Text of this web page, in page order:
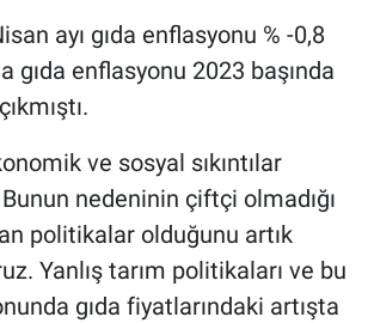
ayı gıda enflasyonu % -0,8
gıda enflasyonu 2023 başında
ve sosyal sıkıntılar
nedeninin çiftçi olmadığı
politikalar olduğunu artık
Yanlış tarım politikaları ve bu
gıda fiyatlarındaki artışta